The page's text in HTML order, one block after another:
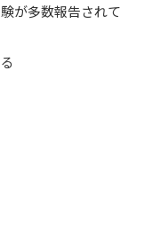
が多数報告されて